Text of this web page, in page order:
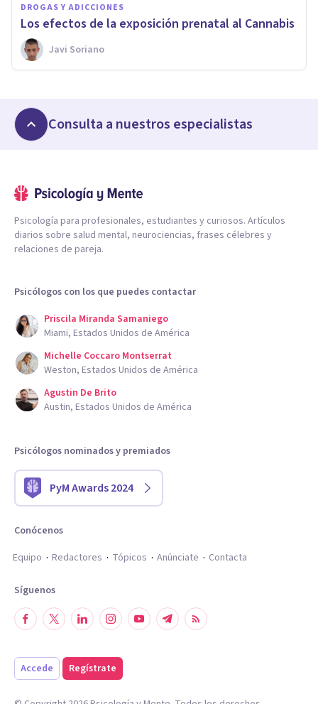
DROGAS Y ADICCIONES
Los efectos de la exposición prenatal al Cannabis
Javi Soriano
Consulta a nuestros especialistas
Psicología para profesionales, estudiantes y curiosos. Artículos
diarios sobre salud mental, neurociencias, frases célebres y
relaciones de pareja.
Psicólogos con los que puedes contactar
Priscila Miranda Samaniego
Miami, Estados Unidos de América
Michelle Coccaro Montserrat
Weston, Estados Unidos de América
Agustin De Brito
Austin, Estados Unidos de América
Psicólogos nominados y premiados
PyM Awards 2024
Conócenos
Equipo
Redactores Tópicos Anúnciate Contacta
Síguenos
Accede Regístrate